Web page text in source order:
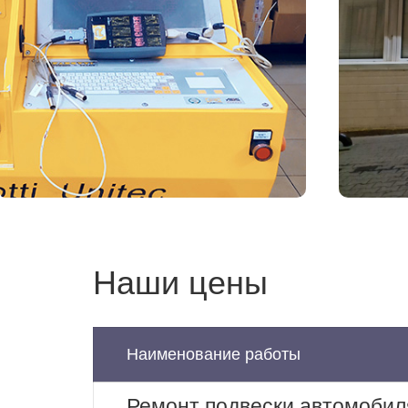
Наши цены
Наименование работы